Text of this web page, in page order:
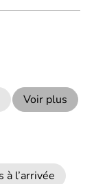
Voir plus
à l’arrivée